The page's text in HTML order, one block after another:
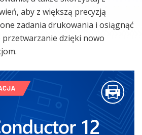
aby z większą precyzją
zadania drukowania i osiągnąć
dzięki nowo